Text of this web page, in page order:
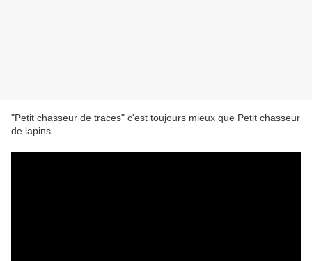
"Petit chasseur de traces" c'est toujours mieux que Petit chasseur
de lapins...